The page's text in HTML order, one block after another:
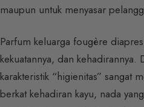
maupun untuk menyasar
Parfum keluarga fougère
kekuatannya, dan kehadirannya.
karakteristik “higienitas” sangat
berkat kehadiran kayu, nada